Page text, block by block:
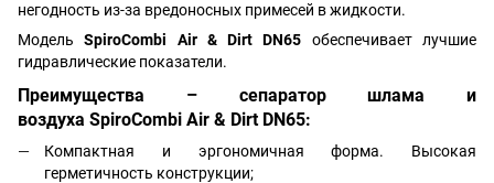
негодность из-за вредоносных примесей в жидкости.
МодельSpiroCombi Air & Dirt DN65 обеспечивает лучшие
гидравлические показатели.
Преимущества – сепаратор шлама и
воздуха SpiroCombi Air & Dirt DN65:
Компактная и эргономичная форма. Высокая
герметичность конструкции;